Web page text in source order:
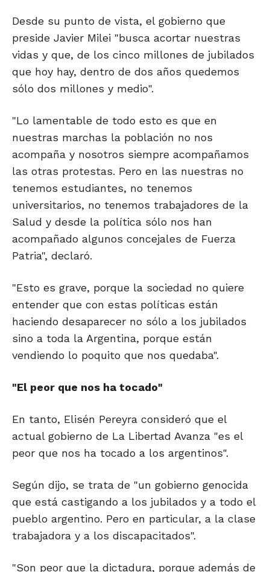
Desde su punto de vista, el gobierno que
preside Javier Milei "busca acortar nuestras
vidas y que, de los cinco millones de jubilados
que hoy hay, dentro de dos años quedemos
sólo dos millones y medio".
"Lo lamentable de todo esto es que en
nuestras marchas la población no nos
acompaña y nosotros siempre acompañamos
las otras protestas. Pero en las nuestras no
tenemos estudiantes, no tenemos
universitarios, no tenemos trabajadores de la
Salud y desde la política sólo nos han
acompañado algunos concejales de Fuerza
Patria", declaró.
"Esto es grave, porque la sociedad no quiere
entender que con estas políticas están
haciendo desaparecer no sólo a los jubilados
sino a toda la Argentina, porque están
vendiendo lo poquito que nos quedaba".
"El peor que nos ha tocado"
En tanto, Elisén Pereyra consideró que el
actual gobierno de La Libertad Avanza "es el
peor que nos ha tocado a los argentinos".
Según dijo, se trata de "un gobierno genocida
que está castigando a los jubilados y a todo el
pueblo argentino. Pero en particular, a la clase
trabajadora y a los discapacitados".
"Son peor que la dictadura, porque además de